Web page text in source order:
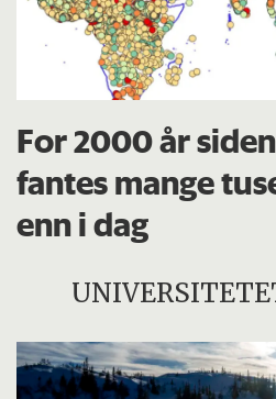
For 2000 år
fantes mange
enn i dag